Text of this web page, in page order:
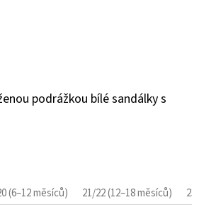
podrážkou bílé sandálky s
(6–12 měsíců) 21/22 (12–18 měsíců)